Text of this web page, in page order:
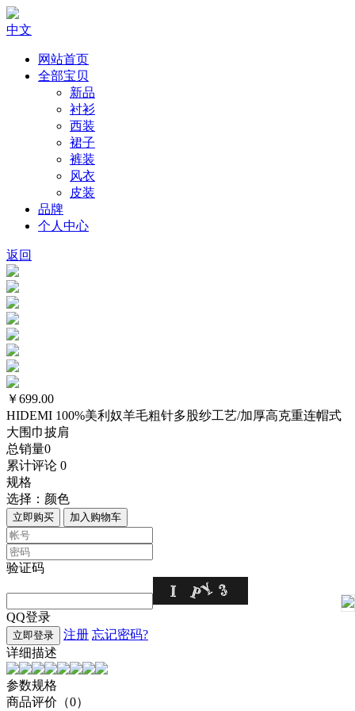
中文
网站首页
全部宝贝
新品
衬衫
西装
裙子
裤装
风衣
皮装
品牌
个人中心
返回
￥699.00
HIDEMI 100%美利奴羊毛粗针多股纱工艺/加厚高克重连帽式
大围巾披肩
总销量0
累计评论 0
规格
选择： 颜色
立即购买 加入购物车
验证码
QQ登录
立即登录 注册 忘记密码?
详细描述
参数规格
商品评价（0）